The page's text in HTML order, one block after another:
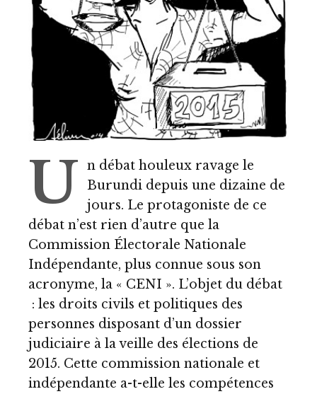
U n débat houleux ravage le
Burundi depuis une dizaine de
jours. Le protagoniste de ce
débat n’est rien d’autre que la
Commission Électorale Nationale
Indépendante, plus connue sous son
acronyme, la « CENI ». L’objet du débat
: les droits civils et politiques des
personnes disposant d’un dossier
judiciaire à la veille des élections de
2015. Cette commission nationale et
indépendante a-t-elle les compétences